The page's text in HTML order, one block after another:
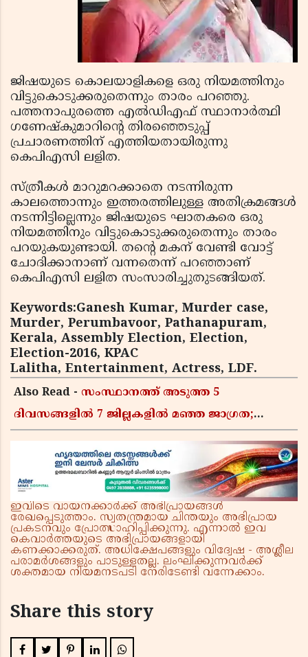
ജിഷയുടെ കൊലയാളികളെ ഒരു നിയമത്തിനും
വിട്ടുകൊടുക്കരുതെന്നും താരം പറഞ്ഞു.
പത്തനാപുരത്തെ എല്‍ഡിഎഫ് സ്ഥാനാര്‍ത്ഥി
ഗണേഷ്‌കുമാറിന്റെ തിരഞ്ഞെടുപ്പ്
പ്രചാരണത്തിന് എത്തിയതായിരുന്നു
കെപിഎസി ലളിത.
സ്ത്രീകള്‍ മാറുമറക്കാതെ നടന്നിരുന്ന
കാലത്തൊന്നും ഇത്തരത്തിലുള്ള അതിക്രമങ്ങള്‍
നടന്നിട്ടില്ലെന്നും ജിഷയുടെ ഘാതകരെ ഒരു
നിയമത്തിനും വിട്ടുകൊടുക്കരുതെന്നും താരം
പറയുകയുണ്ടായി. തന്റെ മകന് വേണ്ടി വോട്ട്
ചോദിക്കാനാണ് വന്നതെന്ന് പറഞ്ഞാണ്
കെപിഎസി ലളിത സംസാരിച്ചുതുടങ്ങിയത്.
Keywords:Ganesh Kumar, Murder case,
Murder, Perumbavoor, Pathanapuram,
Kerala, Assembly Election, Election,
Election-2016, KPAC
Lalitha, Entertainment, Actress, LDF.
Also Read - സംസ്ഥാനത്ത് അടുത്ത 5
ദിവസങ്ങളിൽ 7 ജില്ലകളിൽ മഞ്ഞ ജാഗ്രത;
ഇവിടെ വായനക്കാർക്ക് അഭിപ്രായങ്ങൾ
രേഖപ്പെടുത്താം. സ്വതന്ത്രമായ ചിന്തയും അഭിപ്രായ
പ്രകടനവും പ്രോത്സാഹിപ്പിക്കുന്നു. എന്നാൽ ഇവ
കെവാർത്തയുടെ അഭിപ്രായങ്ങളായി
കണക്കാക്കരുത്. അധിക്ഷേപങ്ങളും വിദ്വേഷ - അശ്ലീല
പരാമർശങ്ങളും പാടുള്ളതല്ല. ലംഘിക്കുന്നവർക്ക്
ശക്തമായ നിയമനടപടി നേരിടേണ്ടി വന്നേക്കാം.
Share this story